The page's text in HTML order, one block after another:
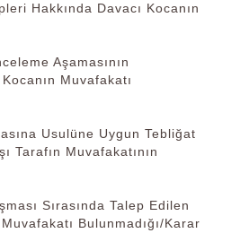
Hakkında Davacı Kocanın
Aşamasının
Muvafakatı
Usulüne Uygun Tebliğat
Tarafın Muvafakatının
Sırasında Talep Edilen
Bulunmadığı/Karar